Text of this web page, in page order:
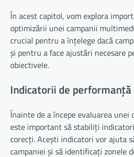
În acest capitol, vom explora
optimizării unei campanii
crucial pentru a înțelege dacă
și pentru a face ajustări necesare
obiectivele.
Indicatorii de performanță
Înainte de a începe evaluarea unei
este important să stabiliți
corecți. Acești indicatori vor ajuta
campaniei și să identificați zonele